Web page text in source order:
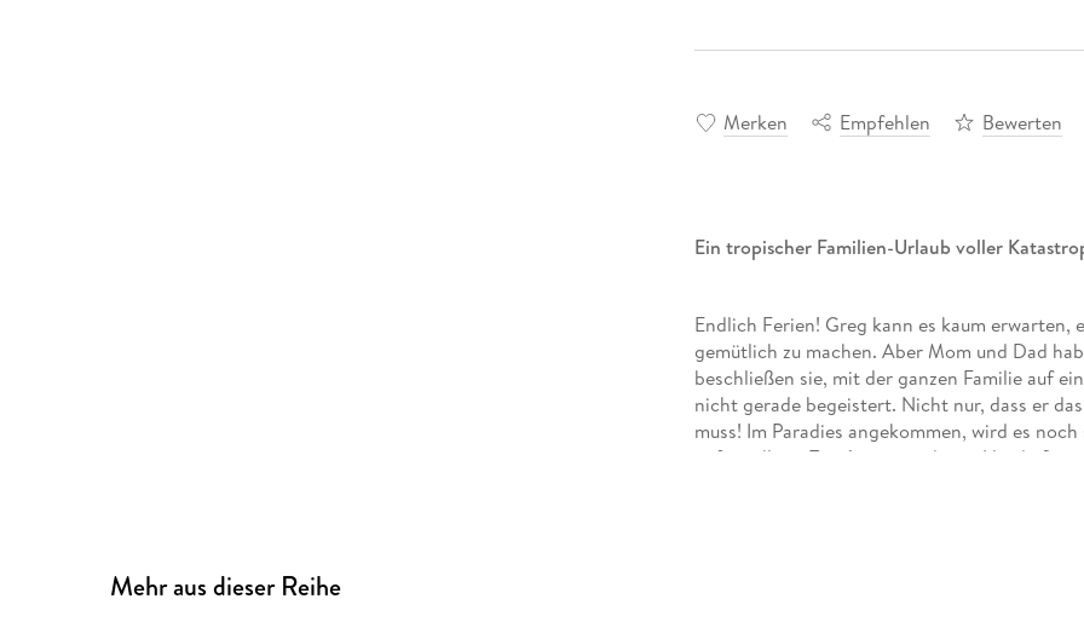
Merken Empfehlen Bewerten
Ein tropischer Familien-Urlaub voller
Endlich Ferien! Greg kann es kaum erwarten,
gemütlich zu machen. Aber Mom und Dad
beschließen sie, mit der ganzen Familie auf
nicht gerade begeistert. Nicht nur, dass er
muss! Im Paradies angekommen, wird es
unfreiwilliger Tauchgang
und eine Horde
Mehr aus dieser Reihe